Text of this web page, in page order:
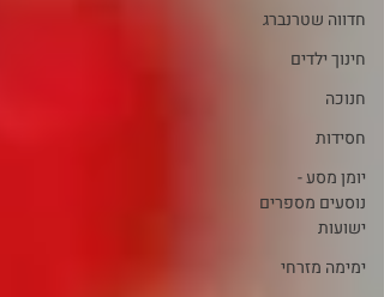
חדווה שטרנברג
חינוך ילדים
חנוכה
חסידות
יומן מסע -
נוסעים מספרים
ישועות
ימימה מזרחי